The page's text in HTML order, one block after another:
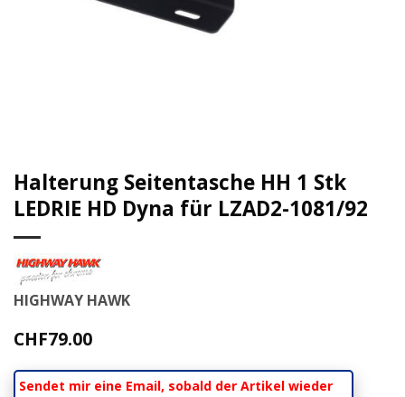
Halterung Seitentasche HH 1 Stk
LEDRIE HD Dyna für LZAD2-1081/92
HIGHWAY HAWK
CHF79.00
Sendet mir eine Email, sobald der Artikel wieder